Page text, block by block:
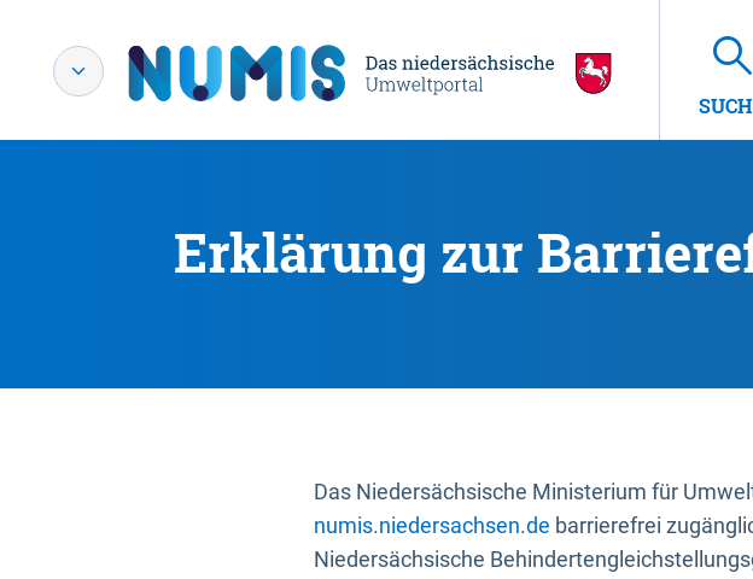
Erklärung zur
Das Niedersächsische Ministerium für
numis.niedersachsen.de barrierefrei
Niedersächsische